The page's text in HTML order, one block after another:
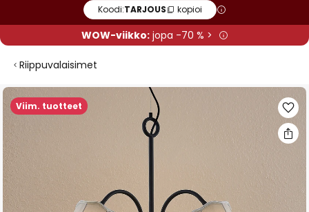
Koodi:TARJOUS kopioi
WOW-viikko:jopa -70 % >
Riippuvalaisimet
Viim. tuotteet
Skip
to
the
end
of
the
images